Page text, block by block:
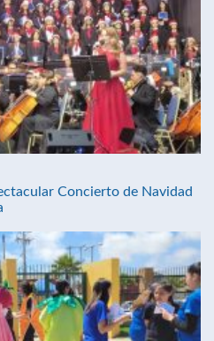
Concierto de Navidad